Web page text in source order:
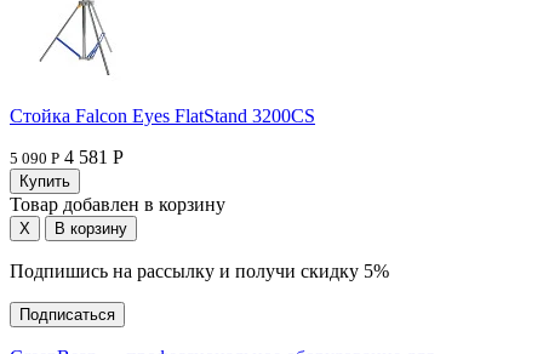
Стойка Falcon Eyes FlatStand 3200CS
5 090 Р 4 581 Р
Товар добавлен в корзину
Подпишись на рассылку и получи скидку 5%
Подписаться